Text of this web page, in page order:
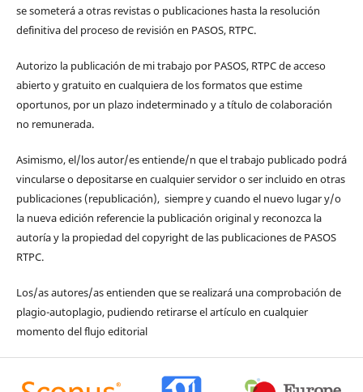
se someterá a otras revistas o publicaciones hasta la resolución
definitiva del proceso de revisión en PASOS, RTPC.
Autorizo la publicación de mi trabajo por PASOS, RTPC de acceso
abierto y gratuito en cualquiera de los formatos que estime
oportunos, por un plazo indeterminado y a título de colaboración
no remunerada.
Asimismo, el/los autor/es entiende/n que el trabajo publicado podrá
vincularse o depositarse en cualquier servidor o ser incluido en otras
publicaciones (republicación), siempre y cuando el nuevo lugar y/o
la nueva edición referencie la publicación original y reconozca la
autoría y la propiedad del copyright de las publicaciones de PASOS
RTPC.
Los/as autores/as entienden que se realizará una comprobación de
plagio-autoplagio, pudiendo retirarse el artículo en cualquier
momento del flujo editorial